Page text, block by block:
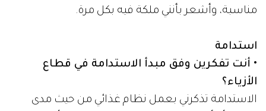
مناسبة، وأشعر بأنني ملكة فيه بكل مرة.
استدامة
• أنت تفكرين وفق مبدأ الاستدامة في قطاع
الأزياء؟
الاستدامة تذكرني بعمل نظام غذائي من حيث مدى